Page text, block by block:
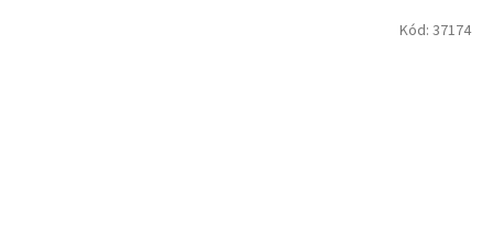
Kód: 37174